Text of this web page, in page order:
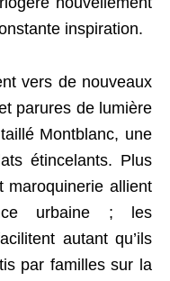
inspiration.
vers de nouveaux
parures de lumière
Montblanc, une
étincelants. Plus
maroquinerie allient
urbaine ; les
autant qu’ils
par familles sur la